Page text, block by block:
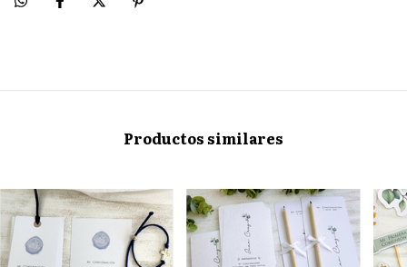
Productos similares